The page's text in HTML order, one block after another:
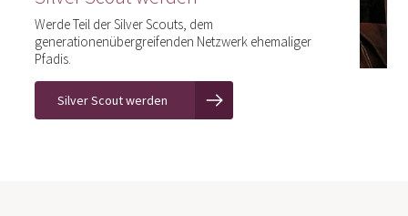
Werde Teil der Silver Scouts, dem
generationenübergreifenden Netzwerk ehemaliger
Pfadis.
Silver Scout werden